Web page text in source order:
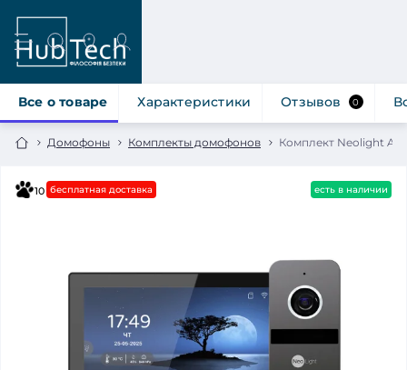
Домофоны Комплекты домофонов Комплект Neolight
Все о товаре Характеристики Отзывов 0
10 бесплатная доставка есть в наличии